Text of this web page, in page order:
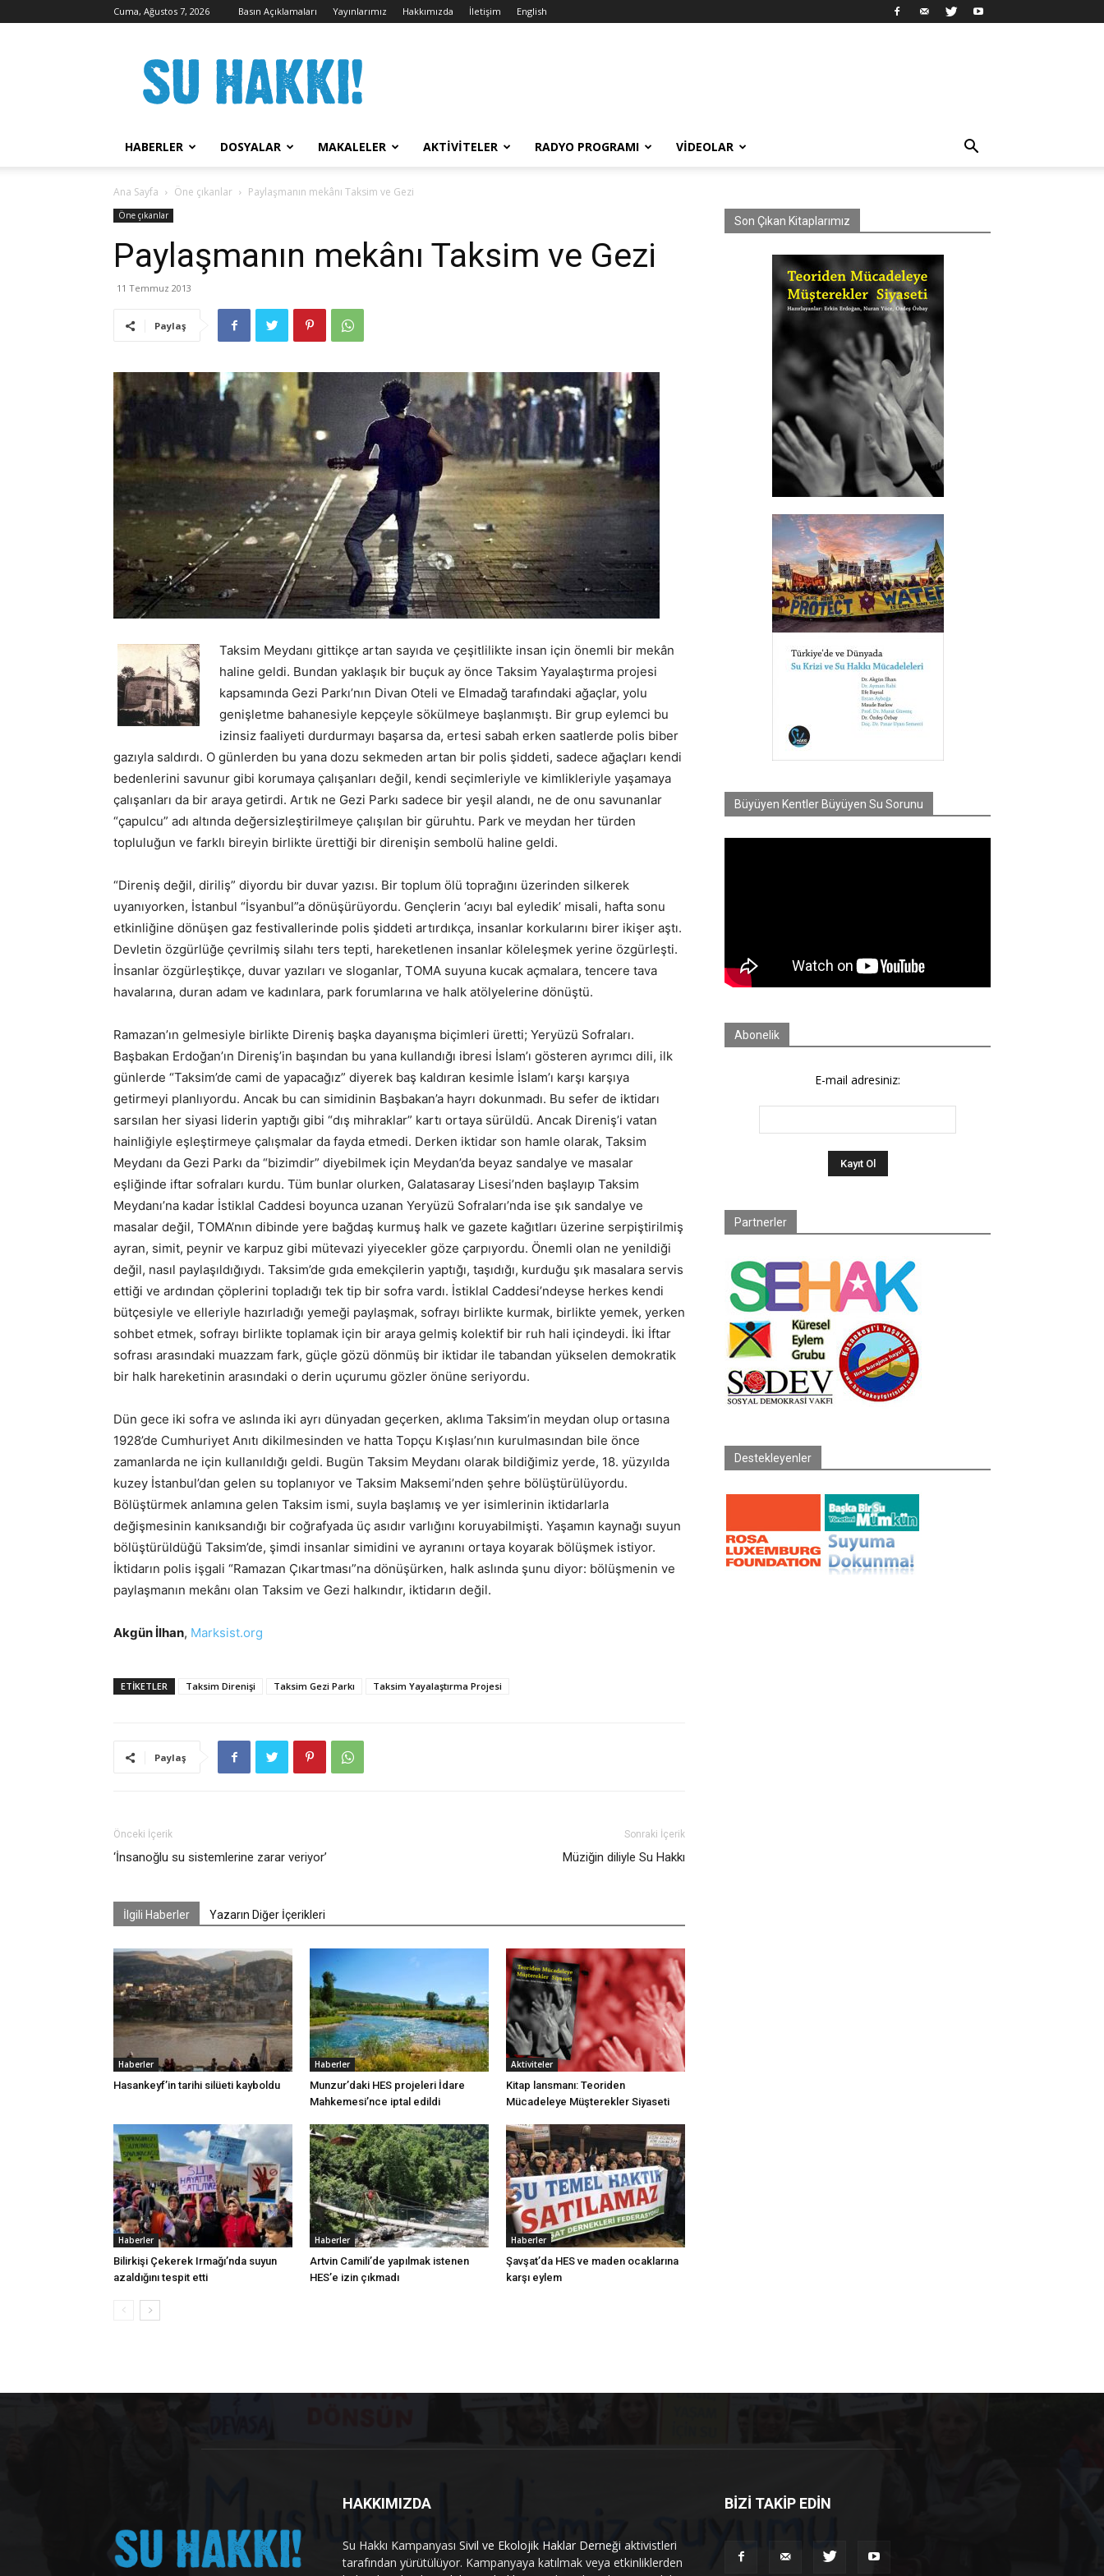
Cuma, Ağustos 7, 2026 Basın Açıklamaları Yayınlarımız Hakkımızda İletişim English
Hakkı
Kampanyası
HABERLER DOSYALAR MAKALELER AKTIVITELER RADYO PROGRAMI VIDEOLAR
Ana Sayfa Öne çıkanlar Paylaşmanın mekânı Taksim ve Gezi
Öne çıkanlar
Paylaşmanın mekânı Taksim ve Gezi
11 Temmuz 2013
Paylaş
Taksim Meydanı gittikçe artan sayıda ve çeşitlilikte insan için önemli bir mekân
haline geldi. Bundan yaklaşık bir buçuk ay önce Taksim Yayalaştırma projesi
kapsamında Gezi Parkı’nın Divan Oteli ve Elmadağ tarafındaki ağaçlar, yolu
genişletme bahanesiyle kepçeyle sökülmeye başlanmıştı. Bir grup eylemci bu
izinsiz faaliyeti durdurmayı başarsa da, ertesi sabah erken saatlerde polis biber
gazıyla saldırdı. O günlerden bu yana dozu sekmeden artan bir polis şiddeti, sadece ağaçları kendi
bedenlerini savunur gibi korumaya çalışanları değil, kendi seçimleriyle ve kimlikleriyle yaşamaya
çalışanları da bir araya getirdi. Artık ne Gezi Parkı sadece bir yeşil alandı, ne de onu savunanlar
“çapulcu” adı altında değersizleştirilmeye çalışılan bir güruhtu. Park ve meydan her türden
topluluğun ve farklı bireyin birlikte ürettiği bir direnişin sembolü haline geldi.
“Direniş değil, diriliş” diyordu bir duvar yazısı. Bir toplum ölü toprağını üzerinden silkerek
uyanıyorken, İstanbul “İsyanbul”a dönüşürüyordu. Gençlerin ‘acıyı bal eyledik’ misali, hafta sonu
etkinliğine dönüşen gaz festivallerinde polis şiddeti artırdıkça, insanlar korkularını birer ikişer aştı.
Devletin özgürlüğe çevrilmiş silahı ters tepti, hareketlenen insanlar köleleşmek yerine özgürleşti.
İnsanlar özgürleştikçe, duvar yazıları ve sloganlar, TOMA suyuna kucak açmalara, tencere tava
havalarına, duran adam ve kadınlara, park forumlarına ve halk atölyelerine dönüştü.
Ramazan’ın gelmesiyle birlikte Direniş başka dayanışma biçimleri üretti; Yeryüzü Sofraları.
Başbakan Erdoğan’ın Direniş’in başından bu yana kullandığı ibresi İslam’ı gösteren ayrımcı dili, ilk
günlerde “Taksim’de cami de yapacağız” diyerek baş kaldıran kesimle İslam’ı karşı karşıya
getirmeyi planlıyordu. Ancak bu can simidinin Başbakan’a hayrı dokunmadı. Bu sefer de iktidarı
sarsılan her siyasi liderin yaptığı gibi “dış mihraklar” kartı ortaya sürüldü. Ancak Direniş’i vatan
hainliğiyle eşleştirmeye çalışmalar da fayda etmedi. Derken iktidar son hamle olarak, Taksim
Meydanı da Gezi Parkı da “bizimdir” diyebilmek için Meydan’da beyaz sandalye ve masalar
eşliğinde iftar sofraları kurdu. Tüm bunlar olurken, Galatasaray Lisesi’nden başlayıp Taksim
Meydanı’na kadar İstiklal Caddesi boyunca uzanan Yeryüzü Sofraları’nda ise şık sandalye ve
masalar değil, TOMA’nın dibinde yere bağdaş kurmuş halk ve gazete kağıtları üzerine serpiştirilmiş
ayran, simit, peynir ve karpuz gibi mütevazi yiyecekler göze çarpıyordu. Önemli olan ne yenildiği
değil, nasıl paylaşıldığıydı. Taksim’de gıda emekçilerin yaptığı, taşıdığı, kurduğu şık masalara servis
ettiği ve ardından çöplerini topladığı tek tip bir sofra vardı. İstiklal Caddesi’ndeyse herkes kendi
bütçesiyle ve elleriyle hazırladığı yemeği paylaşmak, sofrayı birlikte kurmak, birlikte yemek, yerken
sohbet etmek, sofrayı birlikte toplamak için bir araya gelmiş kolektif bir ruh hali içindeydi. İki İftar
sofrası arasındaki muazzam fark, güçle gözü dönmüş bir iktidar ile tabandan yükselen demokratik
bir halk hareketinin arasındaki o derin uçurumu gözler önüne seriyordu.
Dün gece iki sofra ve aslında iki ayrı dünyadan geçerken, aklıma Taksim’in meydan olup ortasına
1928’de Cumhuriyet Anıtı dikilmesinden ve hatta Topçu Kışlası’nın kurulmasından bile önce
zamanlarda ne için kullanıldığı geldi. Bugün Taksim Meydanı olarak bildiğimiz yerde, 18. yüzyılda
kuzey İstanbul’dan gelen su toplanıyor ve Taksim Maksemi’nden şehre bölüştürülüyordu.
Bölüştürmek anlamına gelen Taksim ismi, suyla başlamış ve yer isimlerinin iktidarlarla
değişmesinin kanıksandığı bir coğrafyada üç asıdır varlığını koruyabilmişti. Yaşamın kaynağı suyun
bölüştürüldüğü Taksim’de, şimdi insanlar simidini ve ayranını ortaya koyarak bölüşmek istiyor.
İktidarın polis işgali “Ramazan Çıkartması”na dönüşürken, halk aslında şunu diyor: bölüşmenin ve
paylaşmanın mekânı olan Taksim ve Gezi halkındır, iktidarın değil.
Akgün İlhan, Marksist.org
ETIKETLER Taksim Direnişi Taksim Gezi Parkı Taksim Yayalaştırma Projesi
Paylaş
Önceki İçerik
‘İnsanoğlu su sistemlerine zarar veriyor’
Sonraki İçerik
Müziğin diliyle Su Hakkı
İlgili Haberler Yazarın Diğer İçerikleri
Haberler
Hasankeyf’in tarihi silüeti kayboldu
Haberler
Munzur’daki HES projeleri İdare
Mahkemesi’nce iptal edildi
Aktiviteler
Kitap lansmanı: Teoriden
Mücadeleye Müşterekler Siyaseti
Haberler
Bilirkişi Çekerek Irmağı’nda suyun
azaldığını tespit etti
Haberler
Artvin Camili’de yapılmak istenen
HES’e izin çıkmadı
Haberler
Şavşat’da HES ve maden ocaklarına
karşı eylem
Son Çıkan Kitaplarımız
Büyüyen Kentler Büyüyen Su Sorunu
Abonelik
E-mail adresiniz:
Partnerler
Destekleyenler
HAKKIMIZDA
Su Hakkı Kampanyası Sivil ve Ekolojik Haklar Derneği aktivistleri
tarafından yürütülüyor. Kampanyaya katılmak veya etkinliklerden
BİZİ TAKİP EDİN